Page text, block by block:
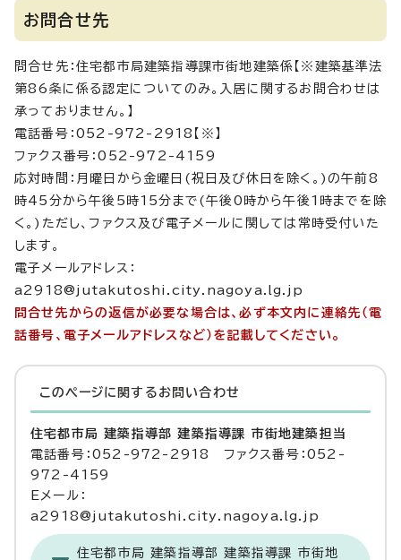
お問合せ先
問合せ先：住宅都市局建築指導課市街地建築係【※建築基準法
第86条に係る認定についてのみ。入居に関するお問合わせは
承っておりません。】
電話番号：052-972-2918【※】
ファクス番号：052-972-4159
応対時間：月曜日から金曜日(祝日及び休日を除く。)の午前8
時45分から午後5時15分まで(午後0時から午後1時までを除
く。)ただし、ファクス及び電子メールに関しては常時受付いた
します。
電子メールアドレス：
a2918@jutakutoshi.city.nagoya.lg.jp
問合せ先からの返信が必要な場合は、必ず本文内に連絡先（電
話番号、電子メールアドレスなど）を記載してください。
このページに関する お問い合わせ
住宅都市局 建築指導部 建築指導課 市街地建築担当
電話番号：052-972-2918 ファクス番号：052-
972-4159
Eメール：
a2918@jutakutoshi.city.nagoya.lg.jp
住宅都市局 建築指導部 建築指導課 市街地